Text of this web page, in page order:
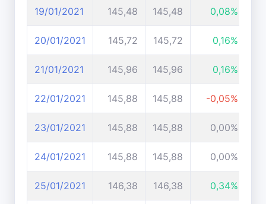
19/01/2021 145,48 145,48 0,08%
20/01/2021 145,72 145,72 0,16%
21/01/2021 145,96 145,96 0,16%
22/01/2021 145,88 145,88 -0,05%
23/01/2021 145,88 145,88 0,00%
24/01/2021 145,88 145,88 0,00%
25/01/2021 146,38 146,38 0,34%